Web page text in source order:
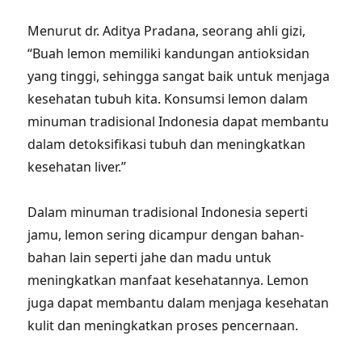
Menurut dr. Aditya Pradana, seorang ahli gizi,
“Buah lemon memiliki kandungan antioksidan
yang tinggi, sehingga sangat baik untuk menjaga
kesehatan tubuh kita. Konsumsi lemon dalam
minuman tradisional Indonesia dapat membantu
dalam detoksifikasi tubuh dan meningkatkan
kesehatan liver.”
Dalam minuman tradisional Indonesia seperti
jamu, lemon sering dicampur dengan bahan-
bahan lain seperti jahe dan madu untuk
meningkatkan manfaat kesehatannya. Lemon
juga dapat membantu dalam menjaga kesehatan
kulit dan meningkatkan proses pencernaan.